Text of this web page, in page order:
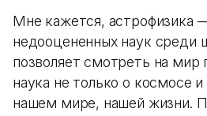
Мне кажется, астрофизика
недооцененных наук среди
позволяет смотреть на мир
наука не только о космосе
нашем мире, нашей жизни.